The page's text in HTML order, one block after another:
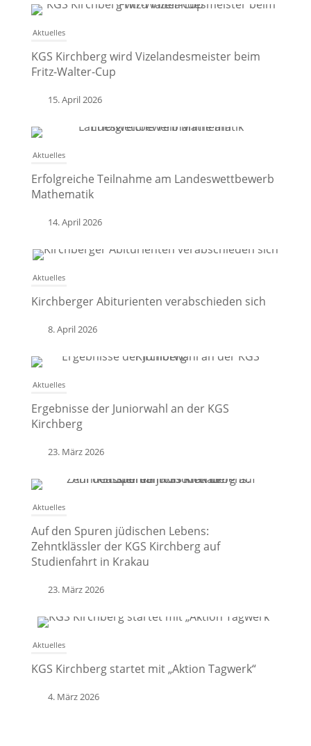
Aktuelles
KGS Kirchberg wird Vizelandesmeister beim
Fritz-Walter-Cup
15. April 2026
Aktuelles
Erfolgreiche Teilnahme am Landeswettbewerb
Mathematik
14. April 2026
Aktuelles
Kirchberger Abiturienten verabschieden sich
8. April 2026
Aktuelles
Ergebnisse der Juniorwahl an der KGS
Kirchberg
23. März 2026
Aktuelles
Auf den Spuren jüdischen Lebens:
Zehntklässler der KGS Kirchberg auf
Studienfahrt in Krakau
23. März 2026
Aktuelles
KGS Kirchberg startet mit „Aktion Tagwerk“
4. März 2026